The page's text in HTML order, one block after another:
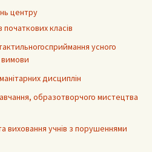
центру
початкових класів
усного
дисциплін
образотворчого мистецтва
виховання учнів з порушеннями